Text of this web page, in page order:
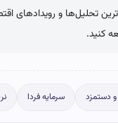
تحلیل‌ها و رویدادهای
کنید.
دستمزد سرمایه فردا